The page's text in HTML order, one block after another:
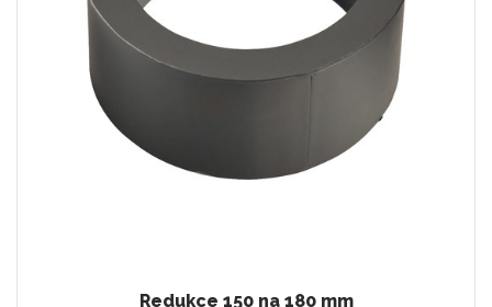
Redukce 150 na 180 mm